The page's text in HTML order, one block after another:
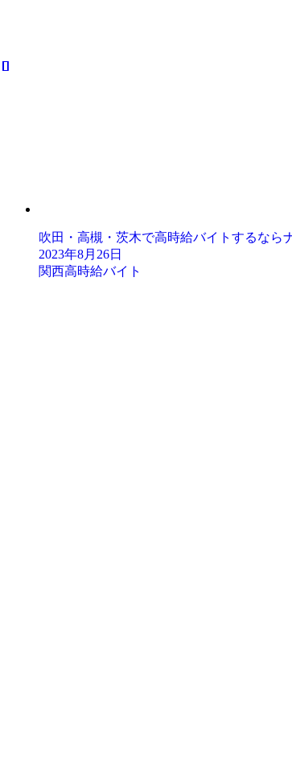
吹田・高槻・茨木で高時給バイトするなら
2023年8月26日
関西高時給バイト